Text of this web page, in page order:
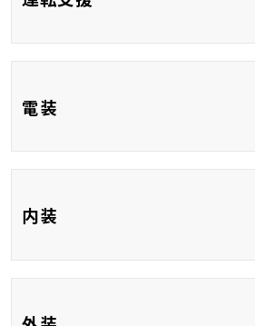
テム
ニター
電装
内装